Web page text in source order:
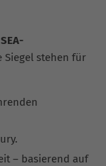
Siegel stehen für
– basierend auf